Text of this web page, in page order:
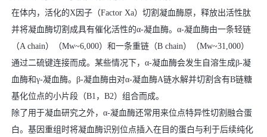
在体内，活化的X因子（Factor Xa）切割凝血酶原，释放出活性肽
并将凝血酶切割成具有催化活性的α-凝血酶。α-凝血酶由一条轻链
（A chain）（Mw~6,000）和一条重链（B chain）（Mw~31,000）
通过二硫键连接而成。某些情况下，α-凝血酶会发生自溶生成β-凝
血酶和γ-凝血酶。β-凝血酶由对α-凝血酶A链水解并切割含有B链糖
基化位点的小片段（B1，B2）组合而成。
除了用于凝血研究之外，α-凝血酶还常用来位点特异性切割融合蛋
白。基因重组时将凝血酶识别位点插入在目的蛋白与利于后续纯化